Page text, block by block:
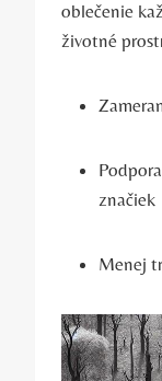
oblečenie
životné
značiek
Menej